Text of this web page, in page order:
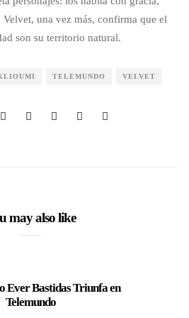
una vez más, confirma que el
son su territorio natural.
TELEMUNDO VELVET
may also like
Ever Bastidas Triunfa en
Telemundo